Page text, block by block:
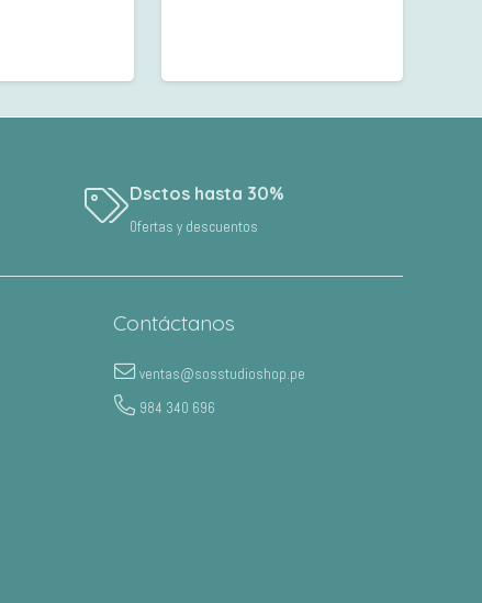
Dsctos hasta 30%
Ofertas y descuentos
Contáctanos
ventas@sosstudioshop.pe
984 340 696